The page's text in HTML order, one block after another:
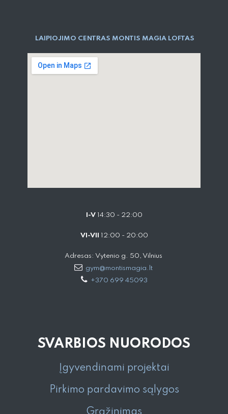
LAIPIOJIMO CENTRAS MONTIS MAGIA LOFTAS
I-V14:30 - 22:00
VI-VII 12:00 - 20:00
Adresas: Vytenio g. 50, Vilnius
gym@montismagia.lt
+370 699 45093
SVARBIOS NUORODOS
Įgyvendinami projektai
Pirkimo pardavimo sąlygos